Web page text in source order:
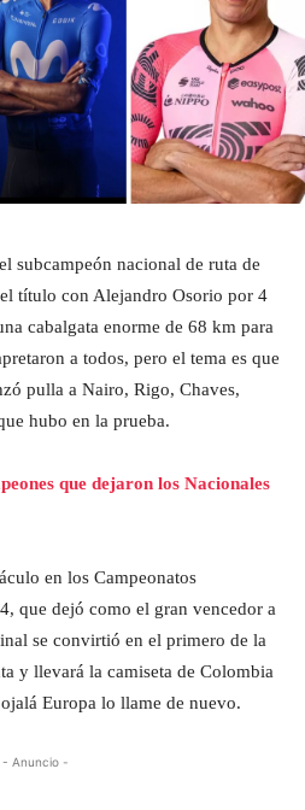
subcampeón nacional de ruta de
título con Alejandro Osorio por 4
cabalgata enorme de 68 km para
a todos, pero el tema es que
pulla a Nairo, Rigo, Chaves,
hubo en la prueba.
que dejaron los Nacionales
en los Campeonatos
que dejó como el gran vencedor a
se convirtió en el primero de la
y llevará la camiseta de Colombia
Europa lo llame de nuevo.
- Anuncio -